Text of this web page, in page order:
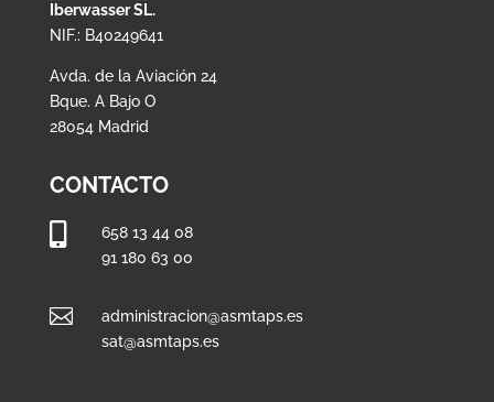
Iberwasser SL.
NIF.: B40249641
Avda. de la Aviación 24
Bque. A Bajo O
28054 Madrid
CONTACTO

658 13 44 08
91 180 63 00

administracion@asmtaps.es
sat@asmtaps.es